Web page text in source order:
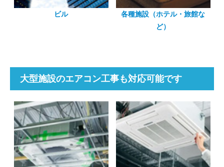
ビル
各種施設（ホテル・旅館な
ど）
大型施設のエアコン工事も対応可能です